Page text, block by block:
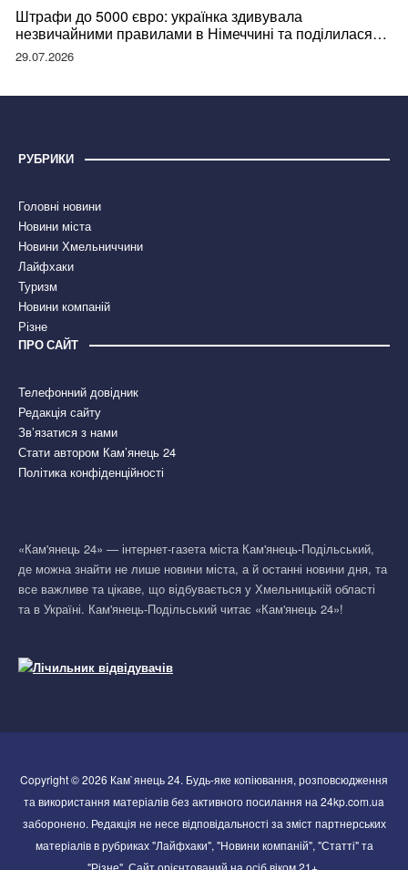
Штрафи до 5000 євро: українка здивувала
незвичайними правилами в Німеччині та поділилася
правдою
29.07.2026
РУБРИКИ
Головні новини
Новини міста
Новини Хмельниччини
Лайфхаки
Туризм
Новини компаній
Різне
ПРО САЙТ
Телефонний довідник
Редакція сайту
Зв’язатися з нами
Стати автором Кам’янець 24
Політика конфіденційності
«Кам'янець 24» — інтернет-газета міста Кам'янець-Подільський,
де можна знайти не лише новини міста, а й останні новини дня, та
все важливе та цікаве, що відбувається у Хмельницькій області
та в Україні. Кам'янець-Подільський читає «Кам'янець 24»!
Copyright © 2026 Кам`янець 24. Будь-яке копіювання, розповсюдження
та використання матеріалів без активного посилання на 24kp.com.ua
заборонено. Редакція не несе відповідальності за зміст партнерських
матеріалів в рубриках "Лайфхаки", "Новини компаній", "Статті" та
"Різне". Сайт орієнтований на осіб віком 21+.